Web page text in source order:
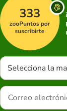
333
zooPuntos por
suscribirte
Selecciona la